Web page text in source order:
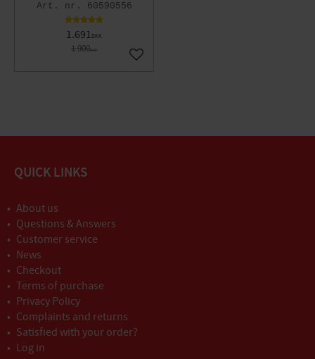
60590556
1.691DKK
1.900DKK
Gem som favorit
QUICK LINKS
About us
Questions & Answers
Customer service
News
Checkout
Terms of purchase
Privacy Policy
Complaints and returns
Satisfied with your order?
Log in